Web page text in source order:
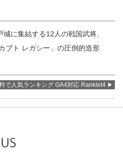
に集結する12人の戦国武将、
ブト レガシー」の圧倒的造形
で人気ランキング GA4対応 Ranklet4